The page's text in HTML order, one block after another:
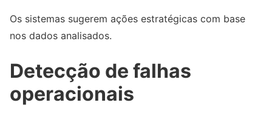
Os sistemas sugerem ações estratégicas com base
nos dados analisados.
Detecção de falhas
operacionais